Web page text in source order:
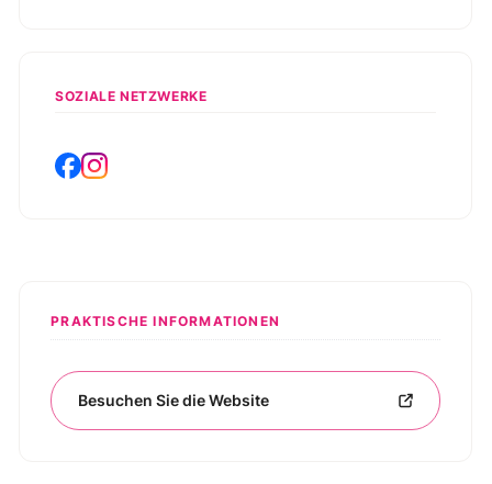
SOZIALE NETZWERKE
PRAKTISCHE INFORMATIONEN
Besuchen Sie die Website